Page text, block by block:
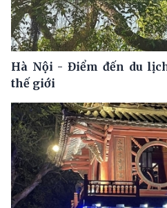
Hà Nội - Điểm đến du
thế giới